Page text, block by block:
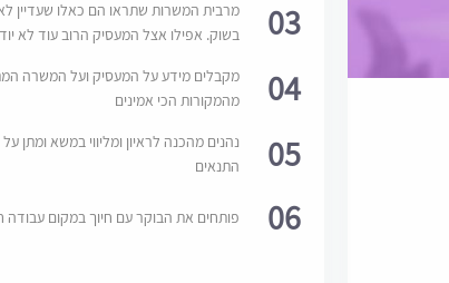
03
מרבית המשרות שתראו הם כאלו שעדיין
בשוק. אפילו אצל המעסיק הרוב עוד לא
04
מקבלים מידע על המעסיק ועל המשרה
מהמקורות הכי אמינים
05
נהנים מהכנה לראיון ומליווי במשא ומתן על
התנאים
06 פותחים את הבוקר עם חיוך במקום